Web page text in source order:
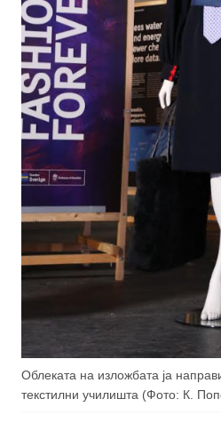
Облеката на изложбата ја
текстилни училишта (Фото: К.